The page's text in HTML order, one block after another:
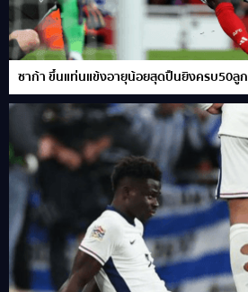
ซาก้า ขึ้นแท่นแข้งอายุน้อยสุดปืนยิงครบ50ลูก